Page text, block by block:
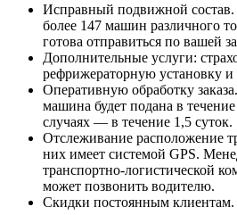
Исправный подвижной
более 147 машин различного
готова отправиться по вашей
Дополнительные услуги:
рефрижераторную установку и
Оперативную обработку
машина будет подана в
случаях — в течение 1,5 суток.
Отслеживание расположение
них имеет системой GPS.
транспортно-логистической
может позвонить водителю.
Скидки постоянным клиентам.